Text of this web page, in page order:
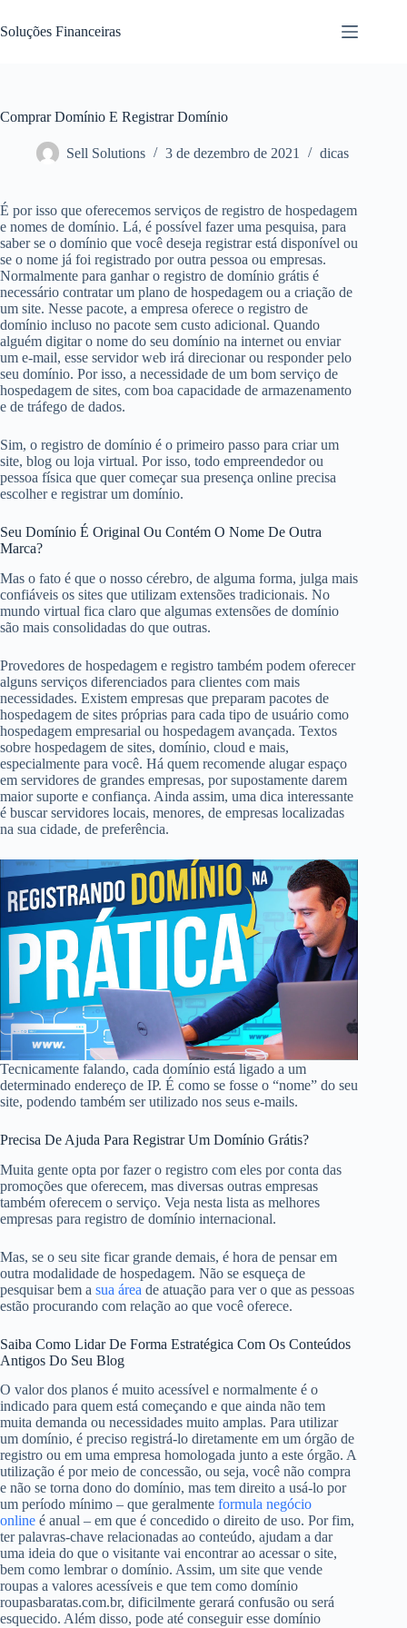
para
o
Soluções Financeiras
Comprar Domínio E Registrar Domínio
Sell Solutions 3 de dezembro de 2021 dicas
É por isso que oferecemos serviços de registro de hospedagem
e nomes de domínio. Lá, é possível fazer uma pesquisa, para
saber se o domínio que você deseja registrar está disponível ou
se o nome já foi registrado por outra pessoa ou empresas.
Normalmente para ganhar o registro de domínio grátis é
necessário contratar um plano de hospedagem ou a criação de
um site. Nesse pacote, a empresa oferece o registro de
domínio incluso no pacote sem custo adicional. Quando
alguém digitar o nome do seu domínio na internet ou enviar
um e-mail, esse servidor web irá direcionar ou responder pelo
seu domínio. Por isso, a necessidade de um bom serviço de
hospedagem de sites, com boa capacidade de armazenamento
e de tráfego de dados.
Sim, o registro de domínio é o primeiro passo para criar um
site, blog ou loja virtual. Por isso, todo empreendedor ou
pessoa física que quer começar sua presença online precisa
escolher e registrar um domínio.
Seu Domínio É Original Ou Contém O Nome De Outra
Marca?
Mas o fato é que o nosso cérebro, de alguma forma, julga mais
confiáveis os sites que utilizam extensões tradicionais. No
mundo virtual fica claro que algumas extensões de domínio
são mais consolidadas do que outras.
Provedores de hospedagem e registro também podem oferecer
alguns serviços diferenciados para clientes com mais
necessidades. Existem empresas que preparam pacotes de
hospedagem de sites próprias para cada tipo de usuário como
hospedagem empresarial ou hospedagem avançada. Textos
sobre hospedagem de sites, domínio, cloud e mais,
especialmente para você. Há quem recomende alugar espaço
em servidores de grandes empresas, por supostamente darem
maior suporte e confiança. Ainda assim, uma dica interessante
é buscar servidores locais, menores, de empresas localizadas
na sua cidade, de preferência.
Tecnicamente falando, cada domínio está ligado a um
determinado endereço de IP. É como se fosse o “nome” do seu
site, podendo também ser utilizado nos seus e-mails.
Precisa De Ajuda Para Registrar Um Domínio Grátis?
Muita gente opta por fazer o registro com eles por conta das
promoções que oferecem, mas diversas outras empresas
também oferecem o serviço. Veja nesta lista as melhores
empresas para registro de domínio internacional.
Mas, se o seu site ficar grande demais, é hora de pensar em
outra modalidade de hospedagem. Não se esqueça de
pesquisar bem a sua área de atuação para ver o que as pessoas
estão procurando com relação ao que você oferece.
Saiba Como Lidar De Forma Estratégica Com Os Conteúdos
Antigos Do Seu Blog
O valor dos planos é muito acessível e normalmente é o
indicado para quem está começando e que ainda não tem
muita demanda ou necessidades muito amplas. Para utilizar
um domínio, é preciso registrá-lo diretamente em um órgão de
registro ou em uma empresa homologada junto a este órgão. A
utilização é por meio de concessão, ou seja, você não compra
e não se torna dono do domínio, mas tem direito a usá-lo por
um período mínimo – que geralmente formula negócio
online é anual – em que é concedido o direito de uso. Por fim,
ter palavras-chave relacionadas ao conteúdo, ajudam a dar
uma ideia do que o visitante vai encontrar ao acessar o site,
bem como lembrar o domínio. Assim, um site que vende
roupas a valores acessíveis e que tem como domínio
roupasbaratas.com.br, dificilmente gerará confusão ou será
esquecido. Além disso, pode até conseguir esse domínio